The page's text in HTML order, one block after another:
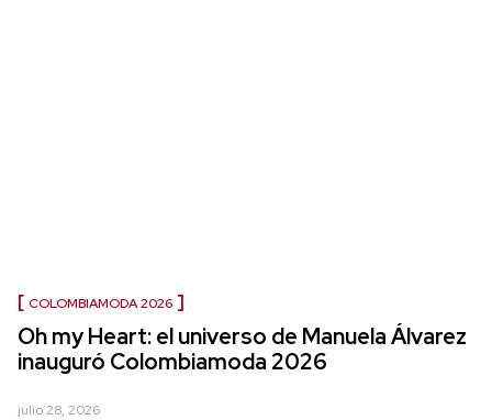
COLOMBIAMODA 2026
Oh my Heart: el universo de Manuela Álvarez
inauguró Colombiamoda 2026
julio 28, 2026